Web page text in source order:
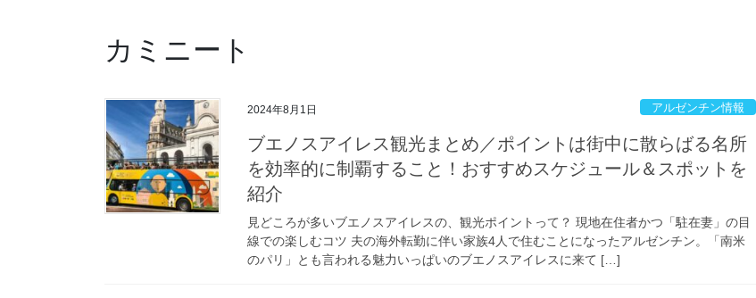
カミニート
2024年8月1日 アルゼンチン情報
ブエノスアイレス観光まとめ／ポイントは街中に散らばる名所
を効率的に制覇すること！おすすめスケジュール＆スポットを
紹介
見どころが多いブエノスアイレスの、観光ポイントって？ 現地在住者かつ「駐在妻」の目
線での楽しむコツ 夫の海外転勤に伴い家族4人で住むことになったアルゼンチン。「南米
のパリ」とも言われる魅力いっぱいのブエノスアイレスに来て […]